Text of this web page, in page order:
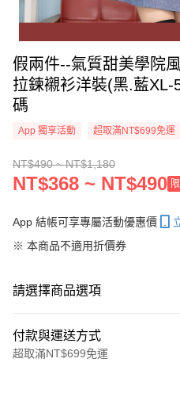
假兩件--氣質甜美學院
拉鍊襯衫洋裝(黑.藍XL-
碼
App 獨享活動 超取滿NT$699免運
NT$490 ~ NT$1,180
NT$368 ~ NT$490
App 結帳可享專屬活動優惠價
※ 本商品不適用折價券
請選擇商品選項
付款與運送方式
超取滿NT$699免運